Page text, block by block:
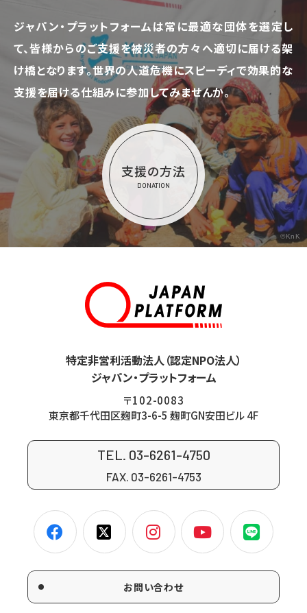
ジャパン・プラットフォームは常に最適な団体を選定し
て、皆様からのご支援を被災者の方々へ適切に届ける架
け橋となります。世界の人道危機にスピーディで効果的な
支援を届ける仕組みに参加してみませんか。
支援の方法
DONATION
©KnK
特定非営利活動法人（認定NPO法人）
ジャパン・プラットフォーム
〒102-0083
東京都千代田区麹町3-6-5 麹町GN安田ビル 4F
TEL. 03-6261-4750
FAX. 03-6261-4753
お問い合わせ